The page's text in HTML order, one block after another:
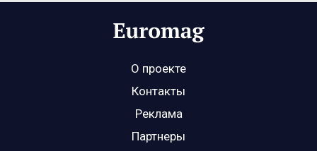
О проекте
Контакты
Реклама
Партнеры